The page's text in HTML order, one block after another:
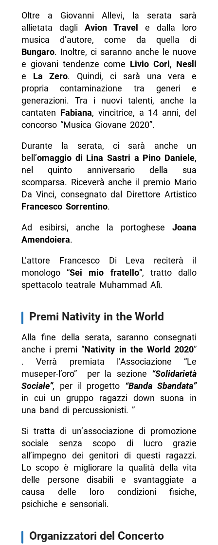
Oltre a Giovanni Allevi, la serata sarà
allietata dagli Avion Travel
e dalla loro
musica d’autore, come da quella di
Bungaro. Inoltre, ci saranno anche le nuove
e giovani tendenze come Livio Cori, Nesli
e La Zero. Quindi, ci sarà una vera e
propria contaminazione tra generi e
generazioni. Tra i nuovi talenti, anche la
cantaten Fabiana, vincitrice, a 14 anni, del
concorso “Musica Giovane 2020”.
Durante la serata, ci sarà anche un
bell’omaggio di Lina Sastri a Pino Daniele,
nel quinto anniversario della sua
scomparsa. Riceverà anche il premio Mario
Da Vinci, consegnato dal Direttore Artistico
Francesco Sorrentino.
Ad esibirsi, anche la portogheseJoana
Amendoiera.
L’attore Francesco Di Leva reciterà il
monologo “Sei mio fratello“, tratto dallo
spettacolo teatrale Muhammad Alì.
Premi Nativity in the World
Alla fine della serata, saranno consegnati
anche i premi “Nativity in the World 2020”
. Verrà premiata l’Associazione “Le
museper-l’oro” per la sezione “Solidarietà
Sociale”, per il progetto “Banda Sbandata”
in cui un gruppo ragazzi down suona in
una band di percussionisti. ”
Si tratta di un’associazione di promozione
sociale senza scopo di lucro grazie
all’impegno dei genitori di questi ragazzi.
Lo scopo è migliorare la qualità della vita
delle persone disabili e svantaggiate a
causa delle loro condizioni fisiche,
psichiche e sensoriali.
Organizzatori del Concerto